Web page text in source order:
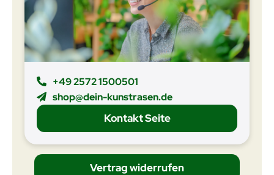
+49 2572 1500501
shop@dein-kunstrasen.de
Kontakt Seite
Vertrag widerrufen